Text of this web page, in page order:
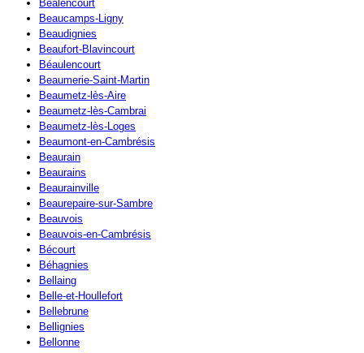
Béalencourt
Beaucamps-Ligny
Beaudignies
Beaufort-Blavincourt
Béaulencourt
Beaumerie-Saint-Martin
Beaumetz-lès-Aire
Beaumetz-lès-Cambrai
Beaumetz-lès-Loges
Beaumont-en-Cambrésis
Beaurain
Beaurains
Beaurainville
Beaurepaire-sur-Sambre
Beauvois
Beauvois-en-Cambrésis
Bécourt
Béhagnies
Bellaing
Belle-et-Houllefort
Bellebrune
Bellignies
Bellonne